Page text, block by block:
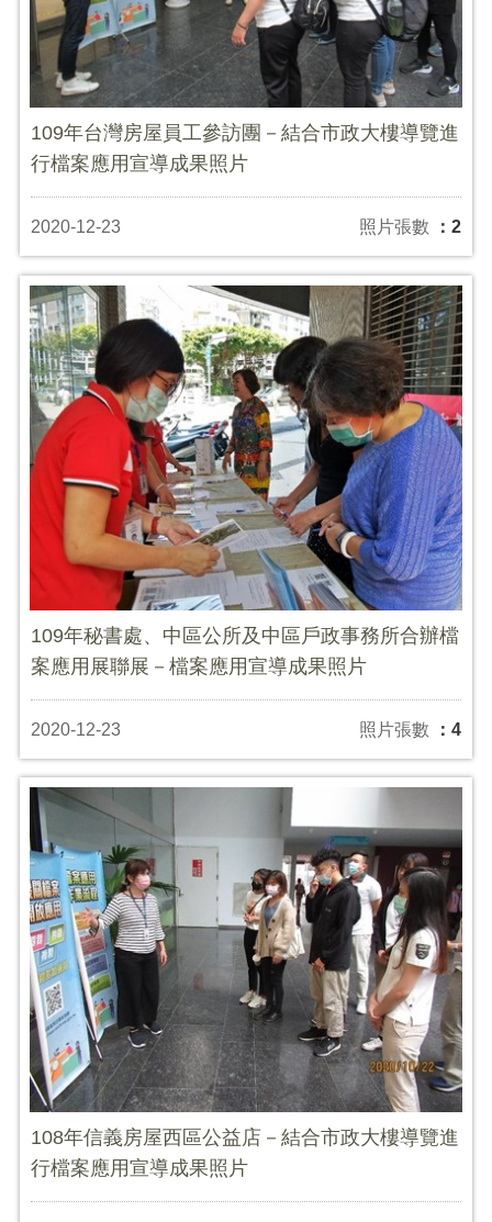
109年台灣房屋員工參訪團－結合市政大樓導覽進
行檔案應用宣導成果照片
2020-12-23 照片張數 ：2
109年秘書處、中區公所及中區戶政事務所合辦檔
案應用展聯展－檔案應用宣導成果照片
2020-12-23 照片張數 ：4
108年信義房屋西區公益店－結合市政大樓導覽進
行檔案應用宣導成果照片